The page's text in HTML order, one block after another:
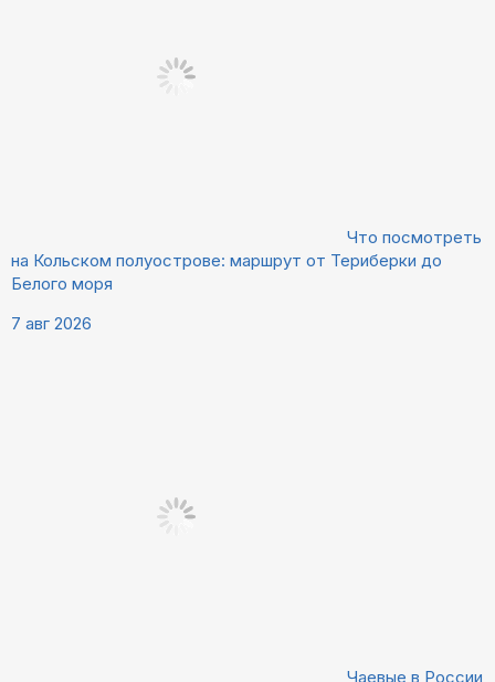
Что посмотреть
на Кольском полуострове: маршрут от Териберки до
Белого моря
7 авг 2026
Чаевые в России